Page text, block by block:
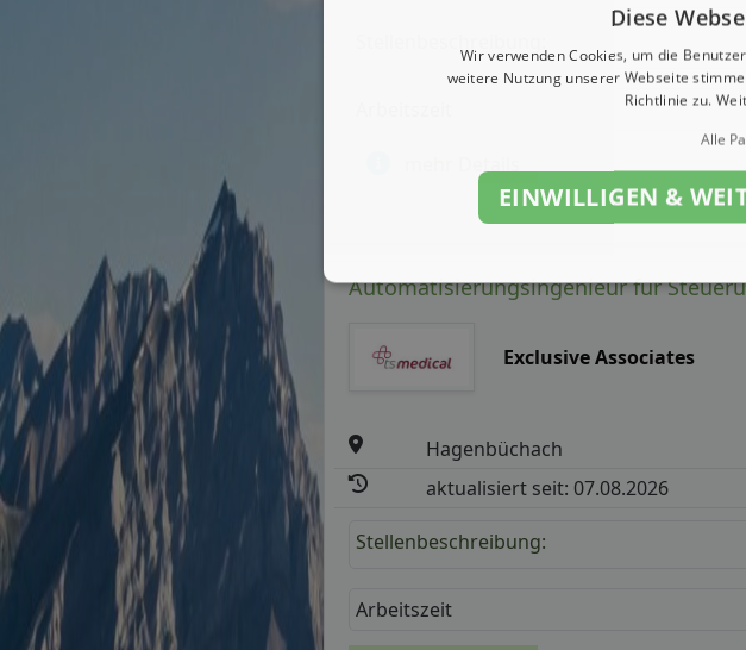
Automatisierungsingenieur für
Exclusive Associates
Hagenbüchach
aktualisiert seit: 07.08.2026
Stellenbeschreibung:
Arbeitszeit
Diese
Wir verwenden Cookies, um die
weitere Nutzung unserer Webseite
Richtlinie zu.
Alle
EINWILLIGEN &